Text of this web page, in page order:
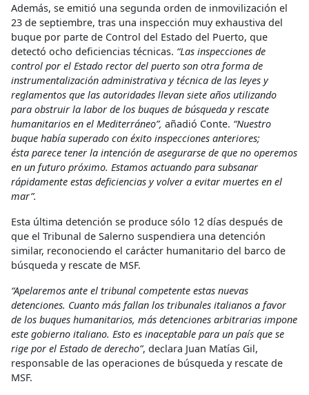
Además, se emitió una segunda orden de inmovilización el
23 de septiembre, tras una inspección muy exhaustiva del
buque por parte de Control del Estado del Puerto, que
detectó ocho deficiencias técnicas. “Las inspecciones de
control por el Estado rector del puerto son otra forma de
instrumentalización administrativa y técnica de las leyes y
reglamentos que las autoridades llevan siete años utilizando
para obstruir la labor de los buques de búsqueda y rescate
humanitarios en el Mediterráneo”, añadió Conte. “Nuestro
buque había superado con éxito inspecciones anteriores;
ésta parece tener la intención de asegurarse de que no operemos
en un futuro próximo. Estamos actuando para subsanar
rápidamente estas deficiencias y volver a evitar muertes en el
mar”.
Esta última detención se produce sólo 12 días después de
que el Tribunal de Salerno suspendiera una detención
similar, reconociendo el carácter humanitario del barco de
búsqueda y rescate de MSF.
“Apelaremos ante el tribunal competente estas nuevas
detenciones. Cuanto más fallan los tribunales italianos a favor
de los buques humanitarios, más detenciones arbitrarias impone
este gobierno italiano. Esto es inaceptable para un país que se
rige por el Estado de derecho”, declara Juan Matías Gil,
responsable de las operaciones de búsqueda y rescate de
MSF.